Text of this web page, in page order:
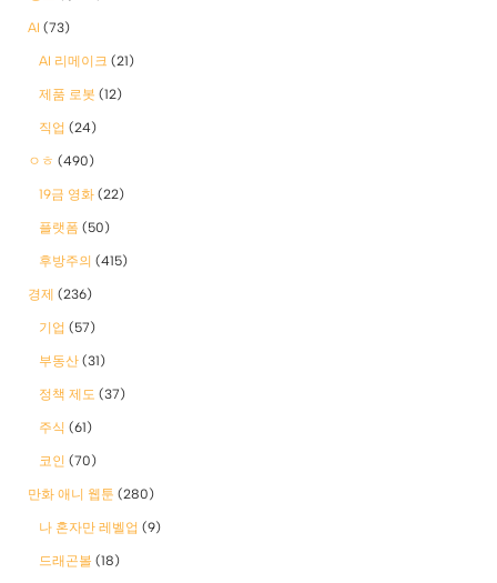
AI (73)
AI 리메이크 (21)
제품 로봇 (12)
직업 (24)
ㅇㅎ (490)
19금 영화 (22)
플랫폼 (50)
후방주의 (415)
경제 (236)
기업 (57)
부동산 (31)
정책 제도 (37)
주식 (61)
코인 (70)
만화 애니 웹툰 (280)
나 혼자만 레벨업 (9)
드래곤볼 (18)